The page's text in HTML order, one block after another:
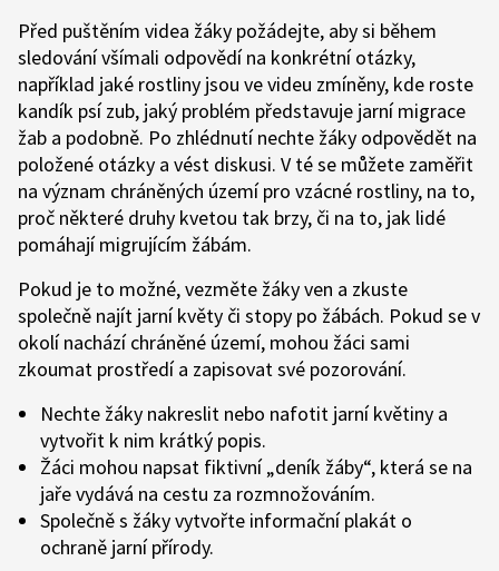
Před puštěním videa žáky požádejte, aby si během
sledování všímali odpovědí na konkrétní otázky,
například jaké rostliny jsou ve videu zmíněny, kde roste
kandík psí zub, jaký problém představuje jarní migrace
žab a podobně. Po zhlédnutí nechte žáky odpovědět na
položené otázky a vést diskusi. V té se můžete zaměřit
na význam chráněných území pro vzácné rostliny, na to,
proč některé druhy kvetou tak brzy, či na to, jak lidé
pomáhají migrujícím žábám.
Pokud je to možné, vezměte žáky ven a zkuste
společně najít jarní květy či stopy po žábách. Pokud se v
okolí nachází chráněné území, mohou žáci sami
zkoumat prostředí a zapisovat své pozorování.
Nechte žáky nakreslit nebo nafotit jarní květiny a
vytvořit k nim krátký popis.
Žáci mohou napsat fiktivní „deník žáby“, která se na
jaře vydává na cestu za rozmnožováním.
Společně s žáky vytvořte informační plakát o
ochraně jarní přírody.